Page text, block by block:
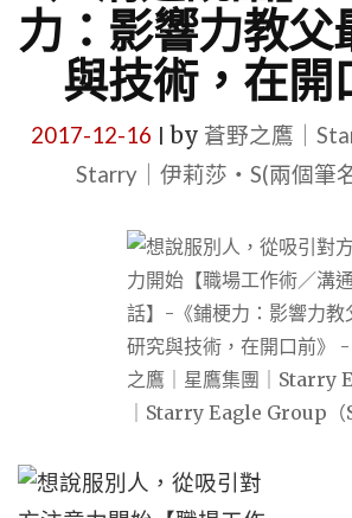
力：影響力教父
與技術，在開
2017-12-16 by 蒼野之鷹｜
Starry｜伊莉莎・S(兩個筆